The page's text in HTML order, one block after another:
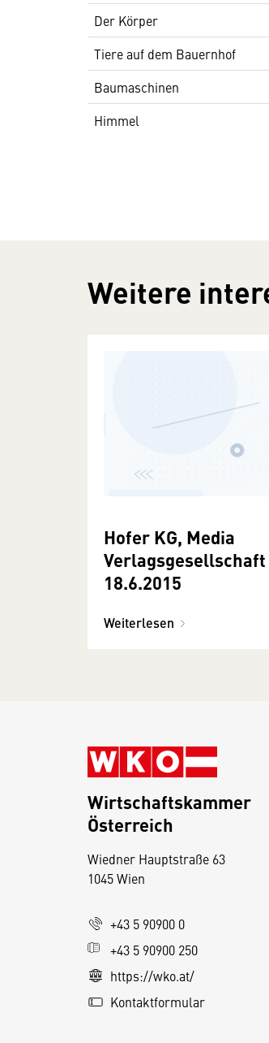
Der Körper
Tiere auf dem Bauernhof
Baumaschinen
Himmel
Weitere
Hofer KG, Media
18.6.2015
Weiterlesen
Wirtschaftskammer
Österreich
Wiedner Hauptstraße 63
1045 Wien
+43 5 90900 0
+43 5 90900 250
https://wko.at/
Kontaktformular